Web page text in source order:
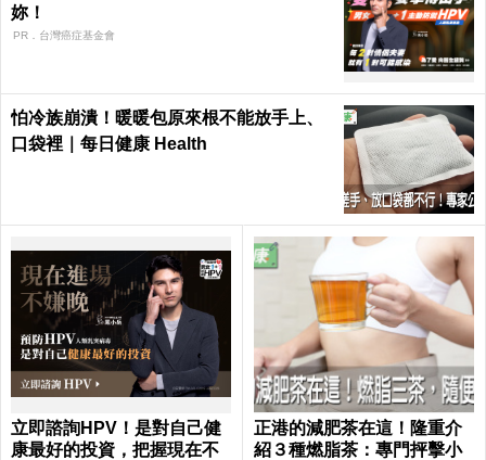
妳！
PR．台灣癌症基金會
怕冷族崩潰！暖暖包原來根不能放手上、
口袋裡｜每日健康 Health
立即諮詢HPV！是對自己健
康最好的投資，把握現在不
正港的減肥茶在這！隆重介
紹３種燃脂茶：專門抨擊小